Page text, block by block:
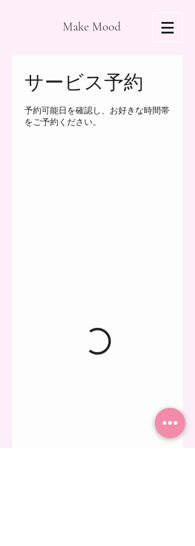
Make Mood
サービス予約
予約可能日を確認し、お好きな時間帯
をご予約ください。